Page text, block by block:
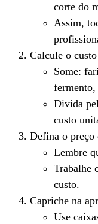
corte do
Assim,
Calcule o custo
Some:
fermento,
Divida
custo
Defina o preço
Lembre
Trabalhe
custo.
Capriche na
Use